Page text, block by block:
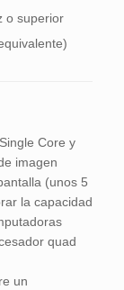
o superior
Core y
imagen
(unos 5
la capacidad
quad
un